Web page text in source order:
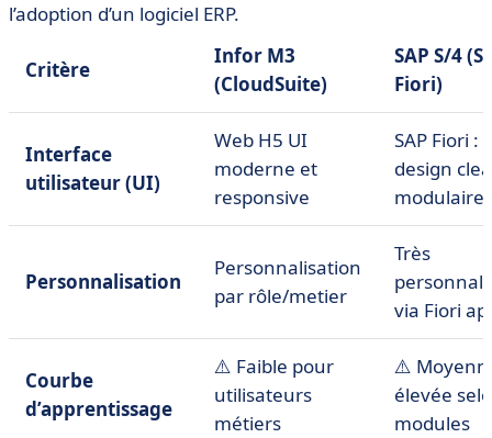
l’adoption d’un logiciel ERP.
Critère
Infor M3
(CloudSuite)
SAP S/4
Fiori)
Interface
utilisateur (UI)
Web H5 UI
moderne et
responsive
SAP Fiori :
design
modulaire
Personnalisation
Personnalisation
par rôle/metier
Très
via Fiori
Courbe
d’apprentissage
⚠️ Faible pour
utilisateurs
métiers
⚠️
élevée
modules